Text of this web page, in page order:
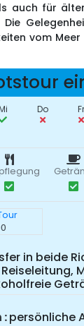
auch für
vom Meer
Do Fr
in beide
persönliche